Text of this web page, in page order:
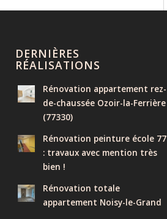
DERNIÈRES
RÉALISATIONS
Rénovation appartement rez-
de-chaussée Ozoir-la-Ferrière
(77330)
Rénovation peinture école 77
: travaux avec mention très
bien !
Rénovation totale
appartement Noisy-le-Grand